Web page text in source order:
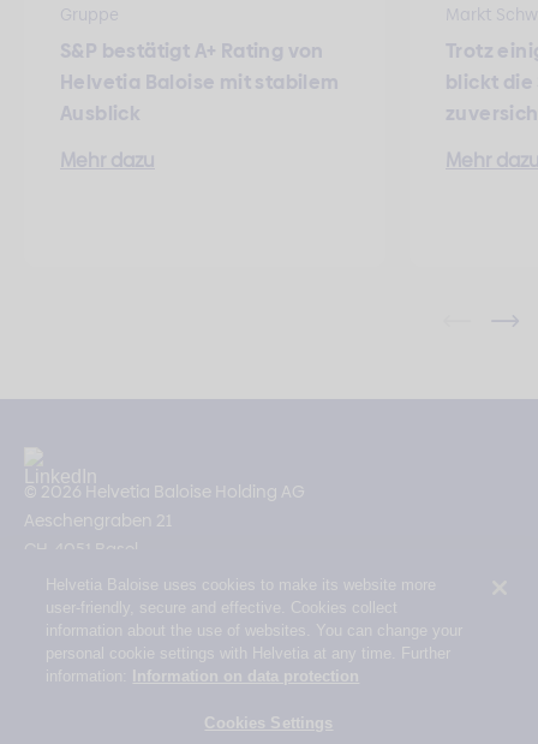
Gruppe
S&P bestätigt A+ Rating von
Helvetia Baloise mit stabilem
Ausblick
Mehr dazu
Markt
Trotz
blickt die
Mehr
© 2026 Helvetia Baloise Holding AG
Aeschengraben 21
CH-4051 Basel
Impressum
Rechtliche Hinweise
Datenschutz
Helvetia Baloise uses cookies to make its website more
user-friendly, secure and effective. Cookies collect
information about the use of websites. You can change your
personal cookie settings with Helvetia at any time. Further
information:
Information on data protection
Cookies Settings